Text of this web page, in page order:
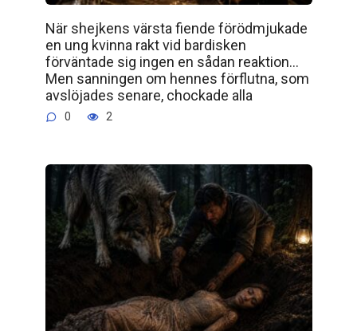
När shejkens värsta fiende förödmjukade
en ung kvinna rakt vid bardisken
förväntade sig ingen en sådan reaktion…
Men sanningen om hennes förflutna, som
avslöjades senare, chockade alla
0 2